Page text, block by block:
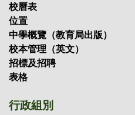
校曆表
位置
中學概覽（教育局出版）
校本管理（英文）
招標及招聘
表格
行政組別